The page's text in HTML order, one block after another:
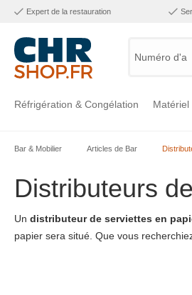
Expert de la restauration
Numéro
Réfrigération & Congélation Matériel
Bar & Mobilier Articles de Bar
Distributeurs
Un distributeur de serviettes en
papier sera situé. Que vous